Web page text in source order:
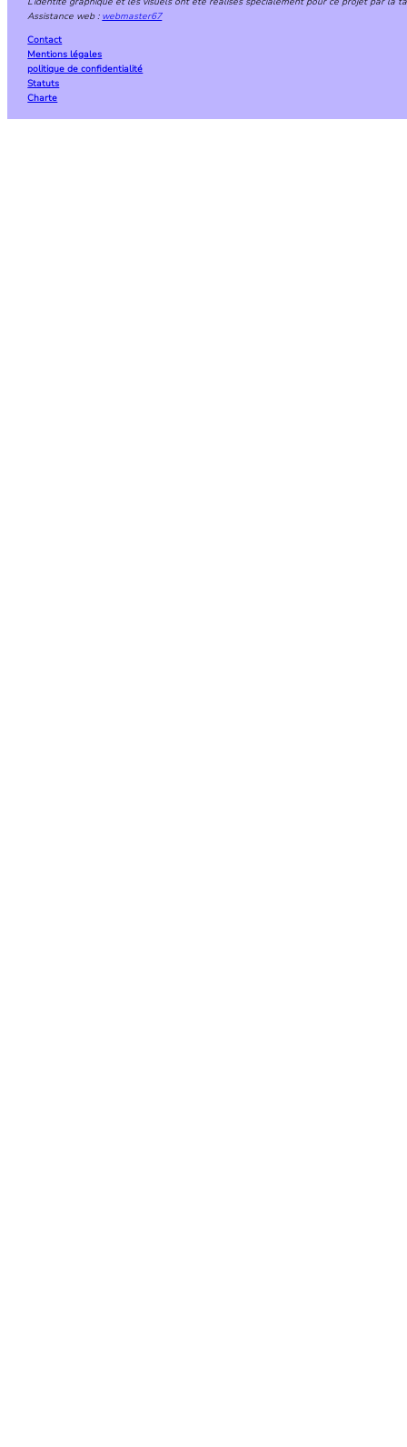
Assistance web : webmaster67
Contact
Mentions légales
politique de confidentialité
Statuts
Charte